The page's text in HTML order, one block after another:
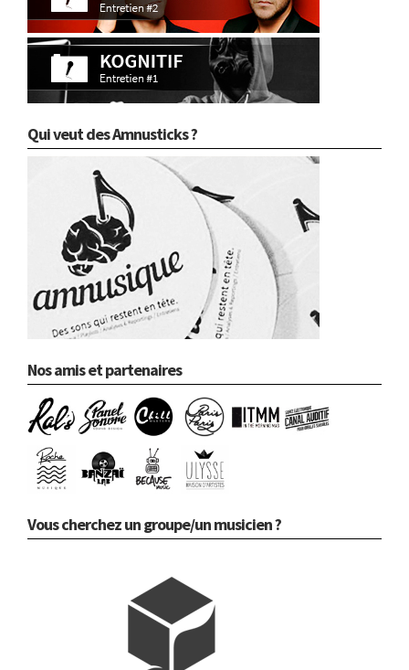
Qui veut des Amnusticks ?
Nos amis et partenaires
Vous cherchez un groupe/un musicien ?